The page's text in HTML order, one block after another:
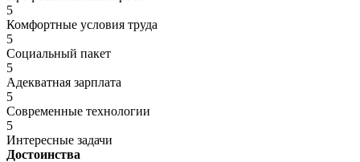
5
Комфортные условия труда
5
Социальный пакет
5
Адекватная зарплата
5
Современные технологии
5
Интересные задачи
Достоинства